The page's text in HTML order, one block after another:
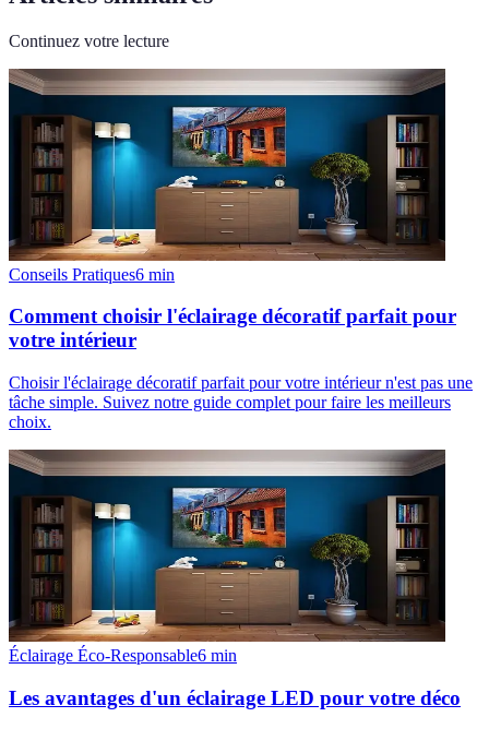
Continuez votre lecture
Conseils Pratiques6 min
Comment choisir l'éclairage décoratif parfait pour
votre intérieur
Choisir l'éclairage décoratif parfait pour votre intérieur n'est pas une
tâche simple. Suivez notre guide complet pour faire les meilleurs
choix.
Éclairage Éco-Responsable6 min
Les avantages d'un éclairage LED pour votre déco